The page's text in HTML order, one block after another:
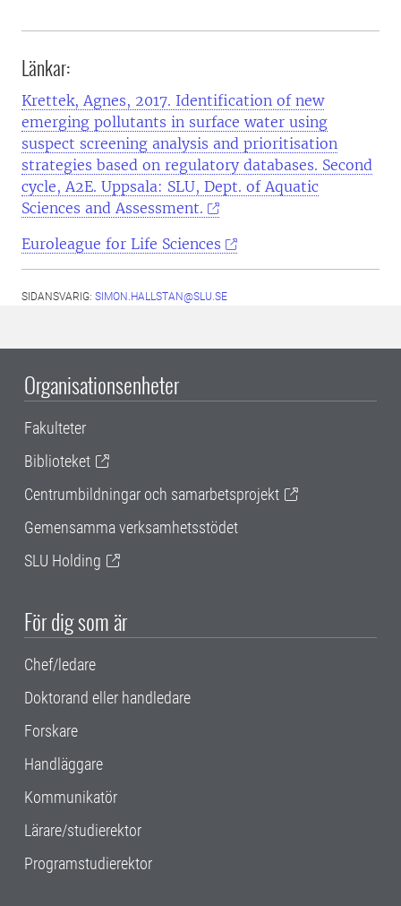
Länkar:
Krettek, Agnes, 2017. Identification of new
emerging pollutants in surface water using
suspect screening analysis and prioritisation
strategies based on regulatory databases. Second
cycle, A2E. Uppsala: SLU, Dept. of Aquatic
Sciences and Assessment.
Euroleague for Life Sciences
SIDANSVARIG: SIMON.HALLSTAN@SLU.SE
Organisationsenheter
Fakulteter
Biblioteket
Centrumbildningar och samarbetsprojekt
Gemensamma verksamhetsstödet
SLU Holding
För dig som är
Chef/ledare
Doktorand eller handledare
Forskare
Handläggare
Kommunikatör
Lärare/studierektor
Programstudierektor